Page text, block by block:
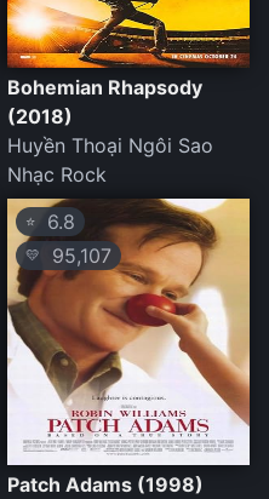
Bohemian Rhapsody
(2018)
Huyền Thoại Ngôi Sao
Nhạc Rock
⭐ 6.8
💛 95,107
Patch Adams (1998)